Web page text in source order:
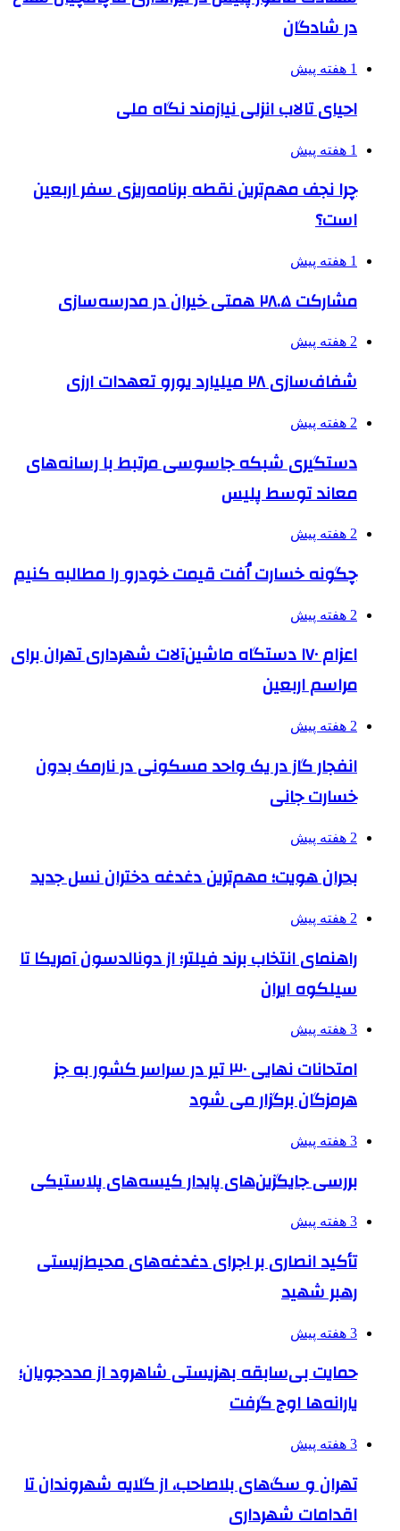
در شادگان
1 هفته پیش
احیای تالاب انزلی نیازمند نگاه ملی
1 هفته پیش
چرا نجف مهم‌ترین نقطه برنامه‌ریزی سفر اربعین
است؟
1 هفته پیش
مشارکت ۲۸.۵ همتی خیران در مدرسه‌سازی
2 هفته پیش
شفاف‌سازی ۲۸ میلیارد یورو تعهدات ارزی
2 هفته پیش
دستگیری شبکه جاسوسی مرتبط با رسانه‌های
معاند توسط پلیس
2 هفته پیش
چگونه خسارت اُفت قیمت خودرو را مطالبه کنیم
2 هفته پیش
اعزام ۱۷۰ دستگاه ماشین‌آلات شهرداری تهران برای
مراسم اربعین
2 هفته پیش
انفجار گاز در یک واحد مسکونی در نارمک بدون
خسارت جانی
2 هفته پیش
بحران هویت؛ مهم‌ترین دغدغه دختران نسل جدید
2 هفته پیش
راهنمای انتخاب برند فیلتر؛ از دونالدسون آمریکا تا
سیلکوه ایران
3 هفته پیش
امتحانات نهایی ۳۰ تیر در سراسر کشور به جز
هرمزگان برگزار می شود
3 هفته پیش
بررسی جایگزین‌های پایدار کیسه‌های پلاستیکی
3 هفته پیش
تأکید انصاری بر اجرای دغدغه‌های محیط‌زیستی
رهبر شهید
3 هفته پیش
حمایت بی‌سابقه بهزیستی شاهرود از مددجویان؛
یارانه‌ها اوج گرفت
3 هفته پیش
تهران و سگ‌های بلاصاحب، از گلایه شهروندان تا
اقدامات شهرداری